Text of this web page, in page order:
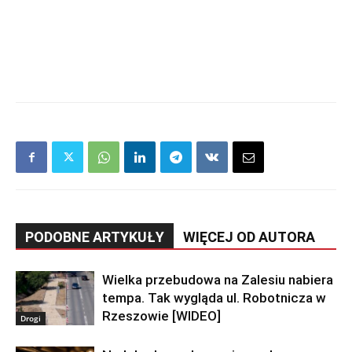
PODOBNE ARTYKUŁY WIĘCEJ OD AUTORA
Drogi
Wielka przebudowa na Zalesiu nabiera
tempa. Tak wygląda ul. Robotnicza w
Rzeszowie [WIDEO]